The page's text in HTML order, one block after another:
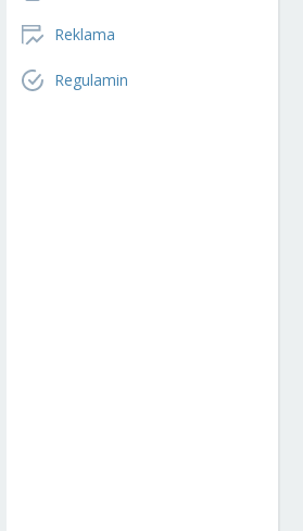
Reklama
Regulamin